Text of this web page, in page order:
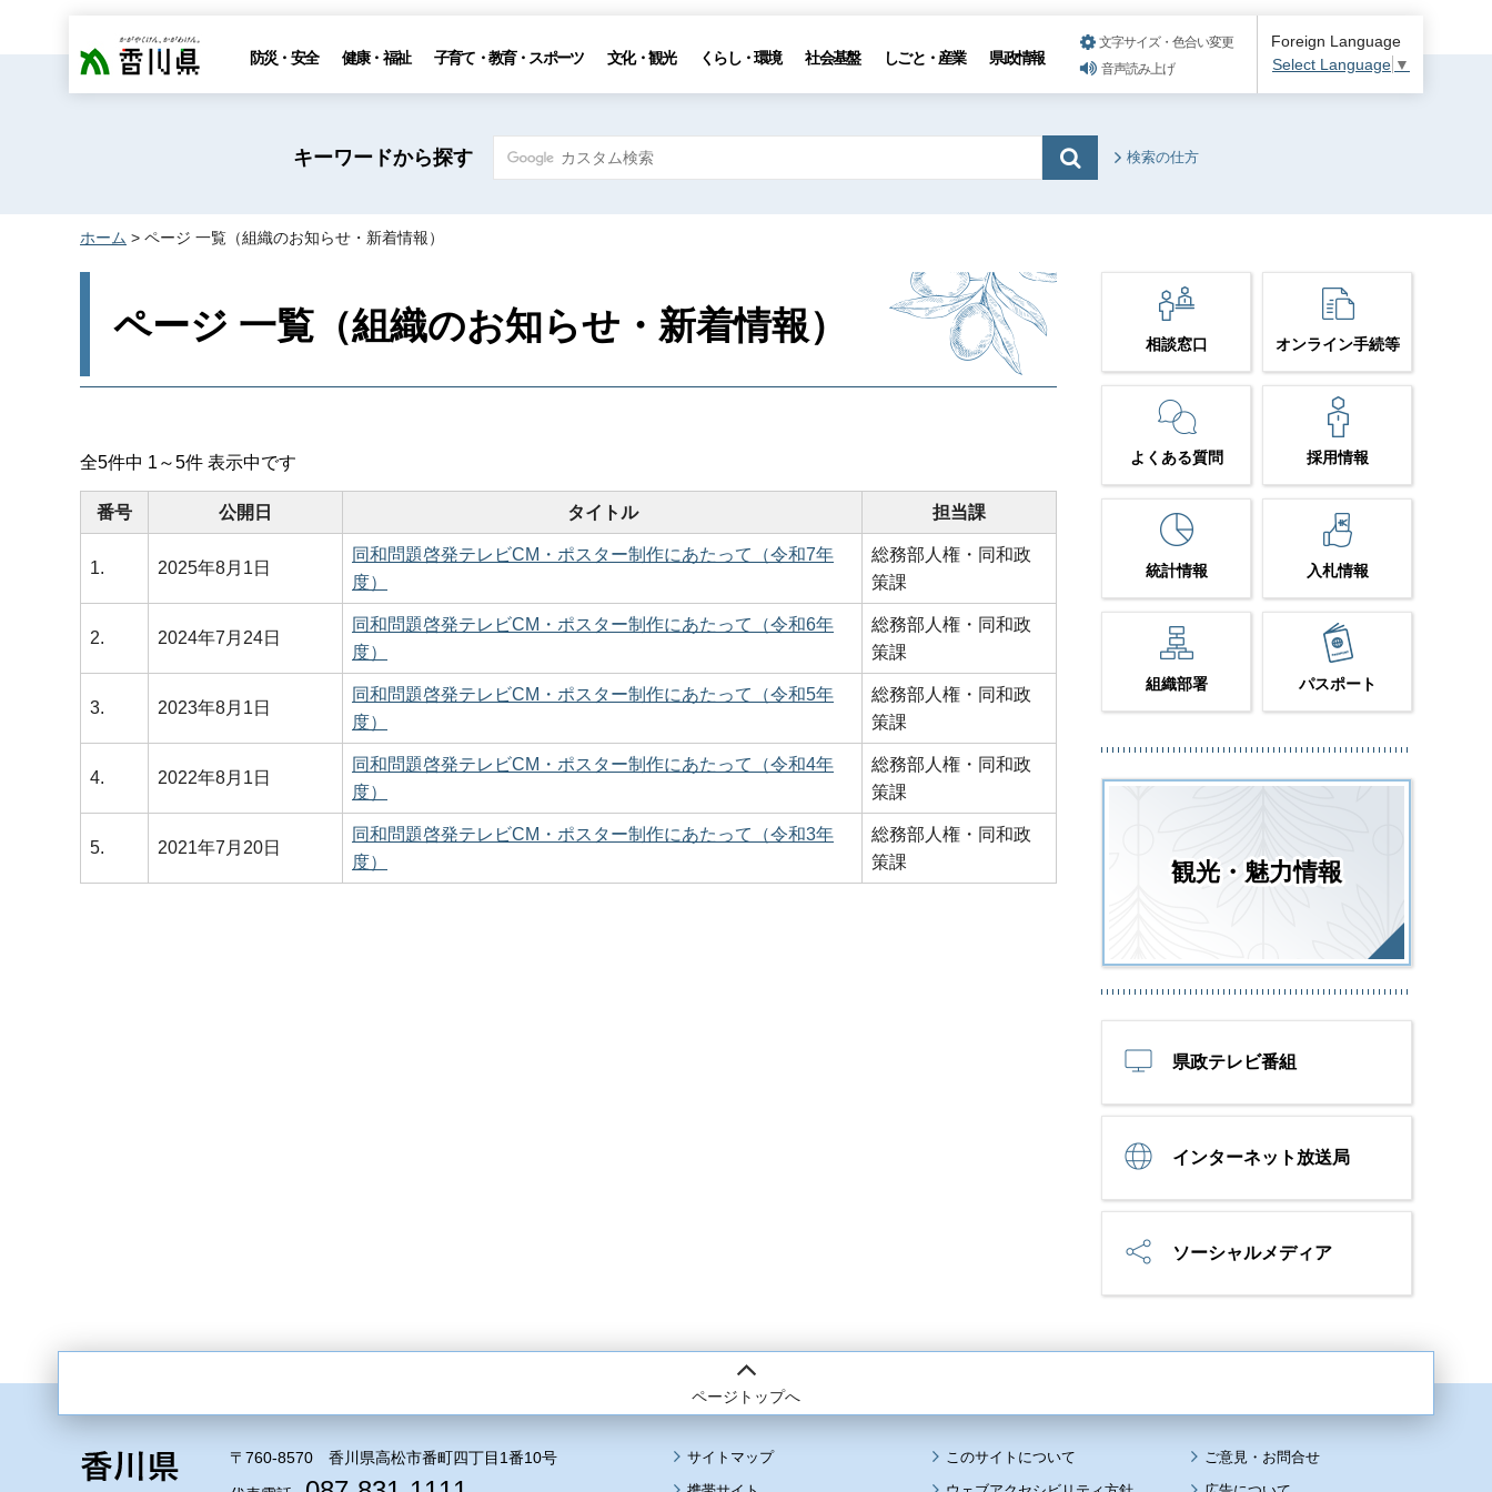
香川県 防災・安全 健康・福祉 子育て・教育・スポーツ 文化・観光 くらし・環境 社会基盤 しごと・産業 県政情報
文字サイズ・色合い変更
音声読み上げ
Foreign Language
Select Language ▼
キーワードから探す 検索の仕方
ホーム > ページ 一覧（組織のお知らせ・新着情報）
ページ 一覧（組織のお知らせ・新着情報）
全5件中 1～5件 表示中です
番号 公開日 タイトル 担当課
1. 2025年8月1日
同和問題啓発テレビCM・ポスター制作にあたって（令和7年
度）
総務部人権・同和政
策課
2. 2024年7月24日
同和問題啓発テレビCM・ポスター制作にあたって（令和6年
度）
総務部人権・同和政
策課
3. 2023年8月1日
同和問題啓発テレビCM・ポスター制作にあたって（令和5年
度）
総務部人権・同和政
策課
4. 2022年8月1日
同和問題啓発テレビCM・ポスター制作にあたって（令和4年
度）
総務部人権・同和政
策課
5. 2021年7月20日
同和問題啓発テレビCM・ポスター制作にあたって（令和3年
度）
総務部人権・同和政
策課
相談窓口 オンライン手続等
よくある質問 採用情報
統計情報 入札情報
組織部署 パスポート
観光・魅力情報
県政テレビ番組
インターネット放送局
ソーシャルメディア
ページトップへ
〒760-8570 香川県高松市番町四丁目1番10号 サイトマップ
このサイトについて